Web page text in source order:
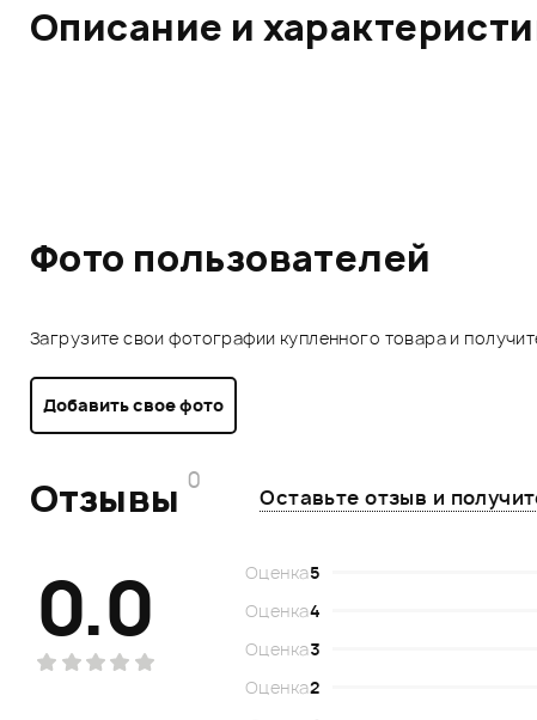
Описание и
Фото пользователей
Загрузите свои фотографии купленного товара и
Добавить свое фото
Отзывы 0
Оставьте отзыв и
0.0 Оценка5
Оценка4
Оценка3
Оценка2